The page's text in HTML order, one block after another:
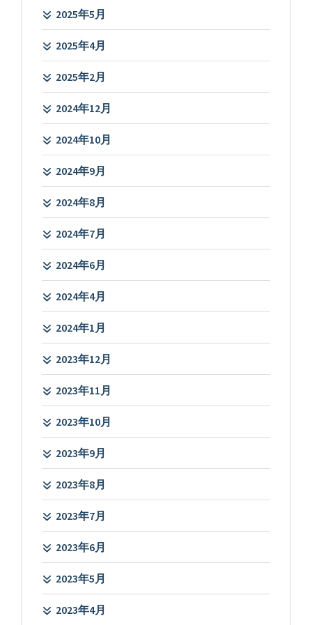
2025年5月
2025年4月
2025年2月
2024年12月
2024年10月
2024年9月
2024年8月
2024年7月
2024年6月
2024年4月
2024年1月
2023年12月
2023年11月
2023年10月
2023年9月
2023年8月
2023年7月
2023年6月
2023年5月
2023年4月